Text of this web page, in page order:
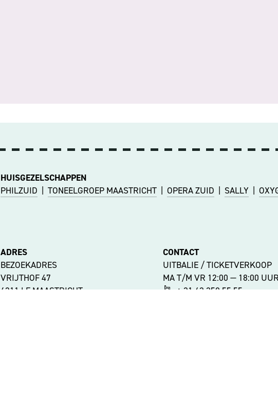
HUISGEZELSCHAPPEN
PHILZUID | TONEELGROEP MAASTRICHT | OPERA ZUID | SALLY |
ADRES
BEZOEKADRES
VRIJTHOF 47
6211 LE MAASTRICHT
CONTACT
UITBALIE / TICKETVERKOOP
MA T/M VR 12:00 — 18:00
+ 31 43 350 55 55